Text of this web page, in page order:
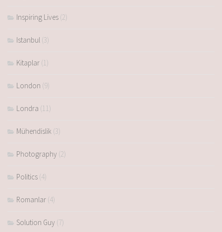
Inspiring Lives (2)
Istanbul (3)
Kitaplar (1)
London (9)
Londra (11)
Mühendislik (3)
Photography (2)
Politics (4)
Romanlar (4)
Solution Guy (7)